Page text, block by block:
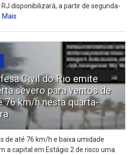
disponibilizará, a partir de segunda-
Mais
Civil do Rio emite
severo para ventos de
76 km/h nesta quarta-
de até 76 km/h e baixa umidade
a capital em Estágio 2 de risco uma